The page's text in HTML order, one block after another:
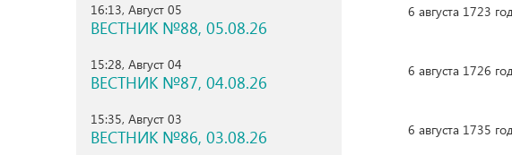
16:13, Август 05
ВЕСТНИК №88, 05.08.26
15:28, Август 04
ВЕСТНИК №87, 04.08.26
15:35, Август 03
ВЕСТНИК №86, 03.08.26
6 августа 1723
6 августа 1726
6 августа 1735